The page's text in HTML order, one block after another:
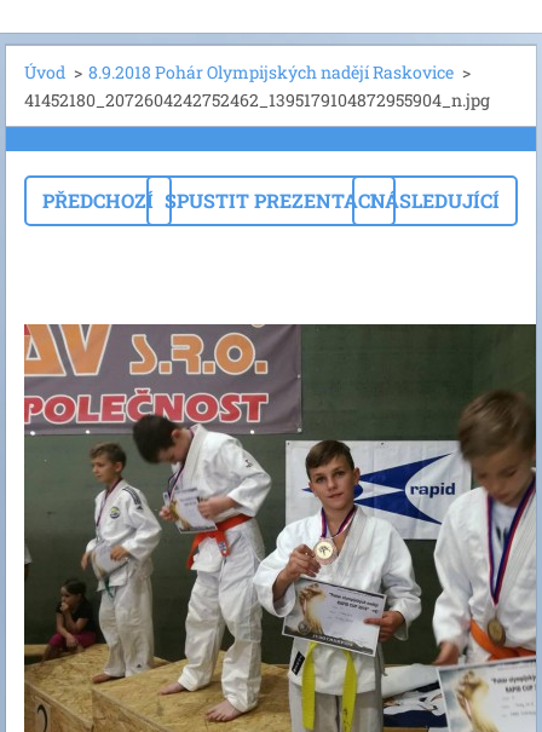
Úvod > 8.9.2018 Pohár Olympijských nadějí Raskovice >
41452180_2072604242752462_1395179104872955904_n.jpg
PŘEDCHOZÍ SPUSTIT PREZENTACINÁSLEDUJÍCÍ